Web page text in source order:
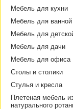
Мебель для кухни
Мебель для ванной
Мебель для
Мебель для дачи
Мебель для офиса
Столы и столики
Стулья и кресла
Плетеная мебель
натурального